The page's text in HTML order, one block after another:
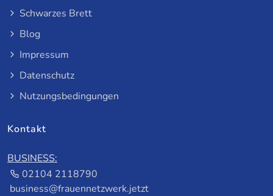
Schwarzes Brett
Blog
Impressum
Datenschutz
Nutzungsbedingungen
Kontakt
BUSINESS:
02104 2118790
business@frauennetzwerk.jetzt